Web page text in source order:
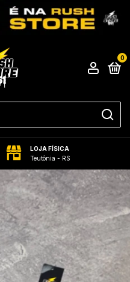
0
LOJA FÍSICA
Teutônia - RS